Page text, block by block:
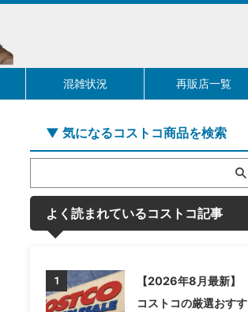
混雑状況 再販店一覧
▼ 気になるコストコ商品を検索
よく読まれているコストコ記事
1
【2026年8月最新】
コストコの厳選おすす